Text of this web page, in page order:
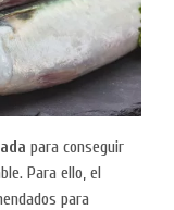
para conseguir
Para ello, el
para